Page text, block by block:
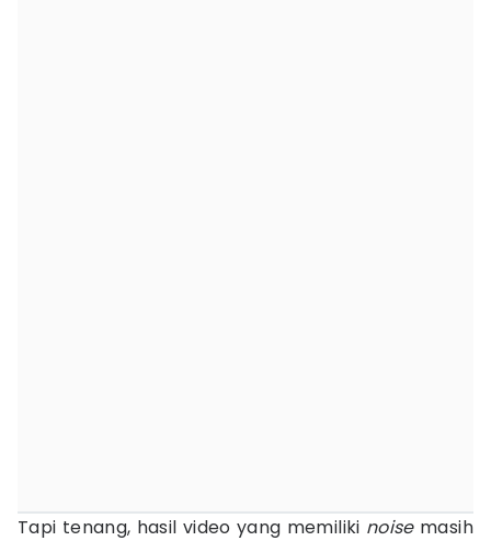
Tapi tenang, hasil video yang memiliki noise masih